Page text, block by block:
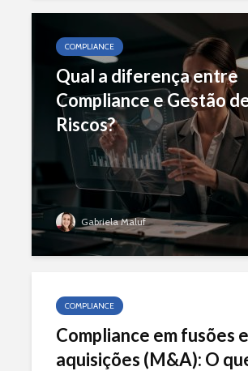
COMPLIANCE
Qual a diferença entre
Compliance e Gestão
Riscos?
Gabriela Maluf
COMPLIANCE
Compliance em fusões e
aquisições (M&A): O